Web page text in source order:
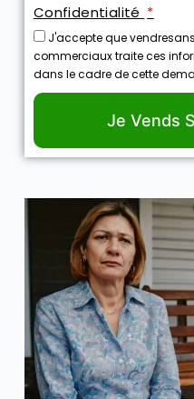
Confidentialité
J'accepte que
commerciaux traite ces
dans le cadre de cette
Je Vends